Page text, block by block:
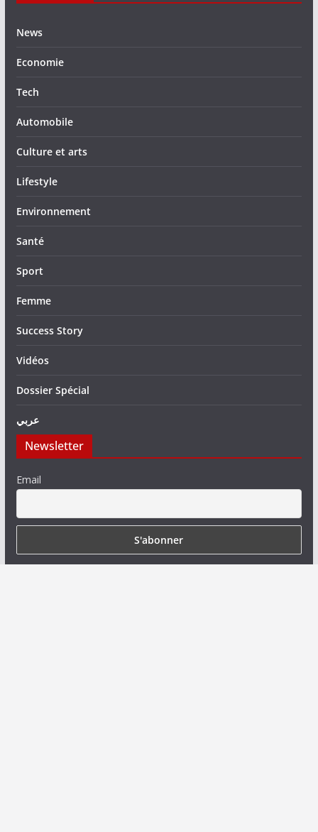
News
Economie
Tech
Automobile
Culture et arts
Lifestyle
Environnement
Santé
Sport
Femme
Success Story
Vidéos
Dossier Spécial
عربي
Newsletter
Email